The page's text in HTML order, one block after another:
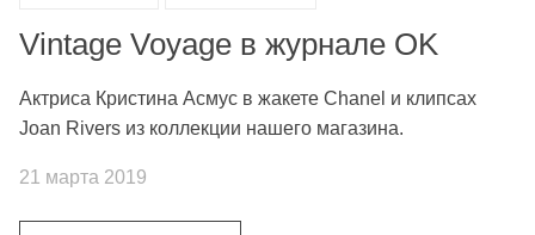
Vintage Voyage в журнале OK
Актриса Кристина Асмус в жакете Chanel и клипсах
Joan Rivers из коллекции нашего магазина.
21 марта 2019